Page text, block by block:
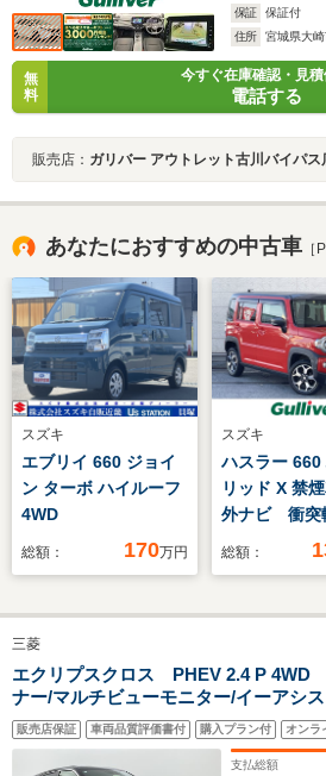
保証
保証付
住所
宮城県大
無
料
今すぐ在庫確認・見
電話する
販売店： ガリバー アウトレット古川バイパス
あなたにおすすめの中古車 ［
スズキ
エブリイ 660 ジョイ
ン ターボ ハイルーフ
4WD
総額： 170万円
スズキ
ハスラー 660
リッド X 禁
外ナビ 衝突
テム 車線逸
ップ 横滑
ブレコーダ
ルミホイー
ロアマット
スタート
総額：
三菱
エクリプスクロス PHEV 2.4 P 4WD
ナー/マルチビューモニター/イーアシ
イ/フルセグTV/AC1500W充電/パワーシ
ー/ステアリングヒーター/ETC/ドラレ
ト/社外アルミ付冬タイヤ積込
販売店保証 車両品質評価書付 購入プラン付 オンラ
支払総額